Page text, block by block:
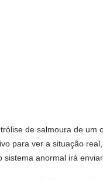
de salmoura de um
para ver a situação
anormal irá